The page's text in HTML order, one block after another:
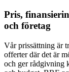
Pris,
och företag
Vår prissättning är
offerter där det är
och ger rådgivning